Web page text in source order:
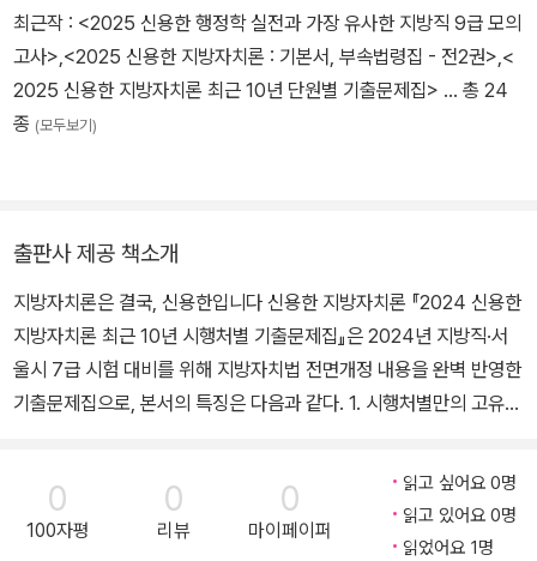
정학 기출지문 OX』, 『신용한 행정학 올인원 보충자료집』, 『신용한 행
정학 최신 1개년 단원별 기출문제집』, 『신용한 행정학 핵심 650제 O
X』, 『신용한 행정학 시행처별 기출문제집』, 『신용한 행정학 약점공략
모의고사』, 『신용한 행정학 국가직 9급 대비 모의고사』, 『신용한 행
방자치론 최근 10년 시행처별 기출문제집』, 『신용한 지방자치론 실
최근작 : <2025 신용한 행정학 실전과 가장 유사한 지방직 9급 모의
고사>,<2025 신용한 지방자치론 : 기본서, 부속법령집 - 전2권>,<
2025 신용한 지방자치론 최근 10년 단원별 기출문제집> … 총 24
종 (모두보기)
출판사 제공 책소개
지방자치론은 결국, 신용한입니다 신용한 지방자치론 『2024 신용한
지방자치론 최근 10년 시행처별 기출문제집』은 2024년 지방직·서
울시 7급 시험 대비를 위해 지방자치법 전면개정 내용을 완벽 반영한
기출문제집으로, 본서의 특징은 다음과 같다. 1. 시행처별만의 고유한
문제지와 글씨체, 표지, 문제 배열, 책형 등을 최대한 동일하게 구현하
여, 실전대비 최종 마무리 학습이 가능하다. 제한된 시간 내에 문제를
풀어보며 실전 감각을 극대화할 수 있고, 수험생 스스로 실력 체크를
0
100자평
0
리뷰
0
마이페이퍼
읽고 싶어요 0명
읽고 있어요 0명
읽었어요 1명